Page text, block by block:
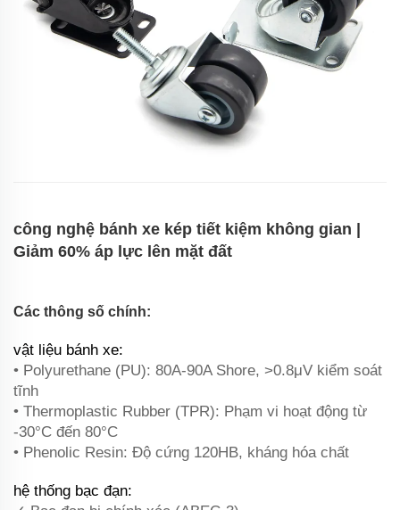
công nghệ bánh xe kép tiết kiệm không gian |
Giảm 60% áp lực lên mặt đất
‌Các thông số chính‌:
vật liệu bánh xe:
• Polyurethane (PU): 80A-90A Shore, >0.8μV kiểm soát
tĩnh
• Thermoplastic Rubber (TPR): Phạm vi hoạt động từ
-30°C đến 80°C
• Phenolic Resin: Độ cứng 120HB, kháng hóa chất
hệ thống bạc đạn: